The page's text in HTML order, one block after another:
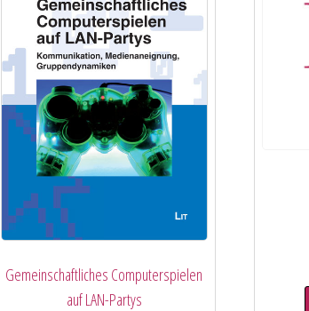
Gemeinschaftliches Computerspielen
auf LAN-Partys